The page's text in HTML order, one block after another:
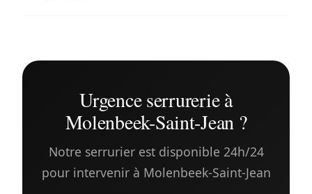
Urgence serrurerie à
Molenbeek-Saint-Jean ?
Notre serrurier est disponible 24h/24
pour intervenir à Molenbeek-Saint-Jean